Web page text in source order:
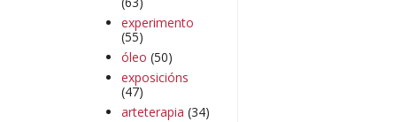
experimento
(55)
óleo (50)
exposicións
(47)
arteterapia (34)